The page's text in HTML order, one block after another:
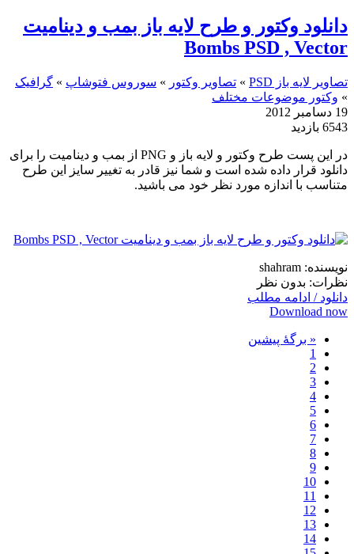
دانلود وکتور و طرح لایه باز بمب و دینامیت
Bombs PSD , Vector
تصاویر لایه باز PSD » تصاویر وکتور » سوروس فتوشاپ » گرافیک
» وکتور موضوعات مختلف
19 دسامبر 2012
6543 بازدید
در این پست طرح وکتور و لایه باز و PNG از بمب و دینامیت را برای
دانلود قرار داده شده است و شما نیز قادر به تغییر سایز این طرح
متناسب با اندازه مورد نظر خود می باشید.
نویسنده: shahram
نظرات: بدون نظر
دانلود / ادامه مطلب
Download now
« برگه‌ٔ پیشین
1
2
3
4
5
6
7
8
9
10
11
12
13
14